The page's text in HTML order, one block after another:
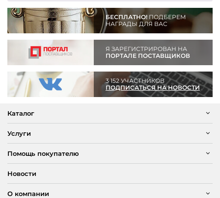
БЕСПЛАТНО!ПОДБЕРЕМ
НАГРАДЫ ДЛЯ ВАС
Я ЗАРЕГИСТРИРОВАН НА
ПОРТАЛЕ ПОСТАВЩИКОВ
3 152 УЧАСТНИКОВ
ПОДПИСАТЬСЯ НА НОВОСТИ
Каталог
Услуги
Помощь покупателю
Новости
О компании